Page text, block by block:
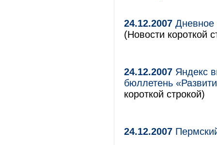
24.12.2007 Дневное
(Новости короткой
24.12.2007 Яндекс
бюллетень
короткой строкой)
24.12.2007